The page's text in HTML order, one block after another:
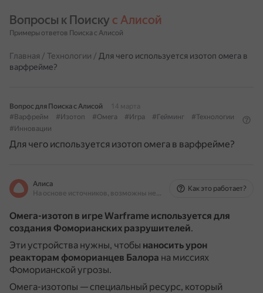
Вопросы к Поиску с Алисой
Примеры ответов Поиска с Алисой
Главная / Технологии / Для чего используется изотоп омега в
варфрейме?
Вопрос для Поиска с Алисой
14 марта
#Варфрейм
#Изотоп #Омега #Игра #Гейминг
#Технологии
#Инновации
Для чего используется изотоп омега в варфрейме?
Алиса
На основе источников, возможны неточности
Как это работает?
Омега-изотоп в игре Warframe используется для
создания Фоморианских разрушителей.
Эти устройства нужны, чтобы наносить урон
реакторам фоморианцев Балора на миссиях
Фоморианской угрозы.
Омега-изотопы — специальный ресурс, который